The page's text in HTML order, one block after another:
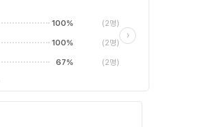
100% (2명)
100% (2명)
67% (2명)
최고에요
평범해요
›